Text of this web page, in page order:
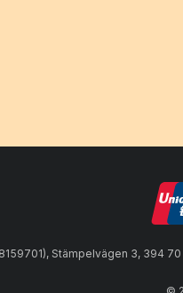
Stämpelvägen 3, 394